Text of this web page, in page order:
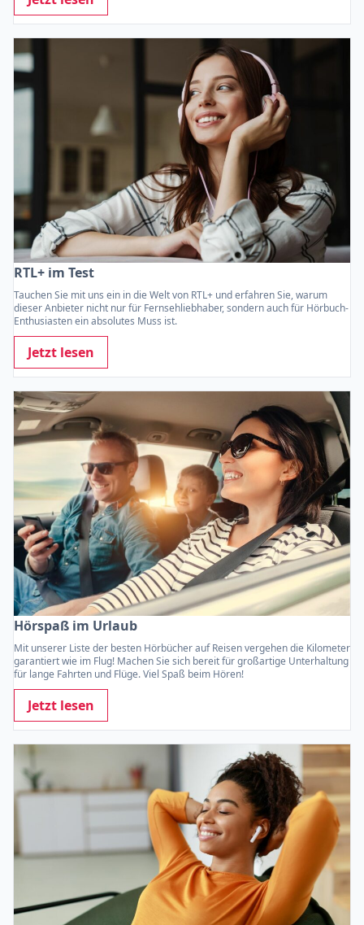
RTL+ im Test
Tauchen Sie mit uns ein in die Welt von RTL+ und erfahren Sie, warum
dieser Anbieter nicht nur für Fernsehliebhaber, sondern auch für Hörbuch-
Enthusiasten ein absolutes Muss ist.
Jetzt lesen
Hörspaß im Urlaub
Mit unserer Liste der besten Hörbücher auf Reisen vergehen die Kilometer
garantiert wie im Flug! Machen Sie sich bereit für großartige Unterhaltung
für lange Fahrten und Flüge. Viel Spaß beim Hören!
Jetzt lesen